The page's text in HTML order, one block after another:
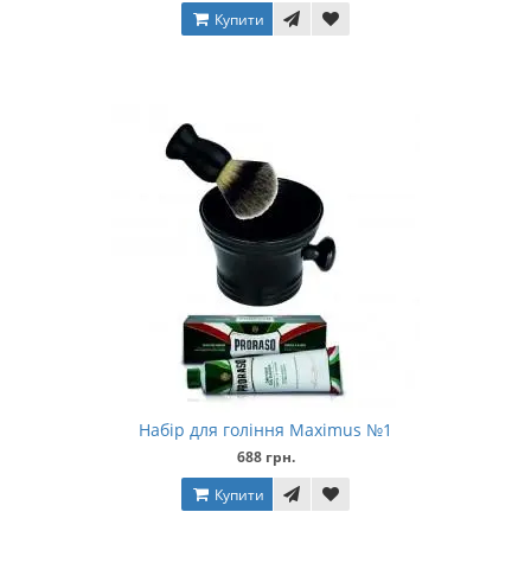
Купити
Набір для гоління Maximus №1
688 грн.
Купити